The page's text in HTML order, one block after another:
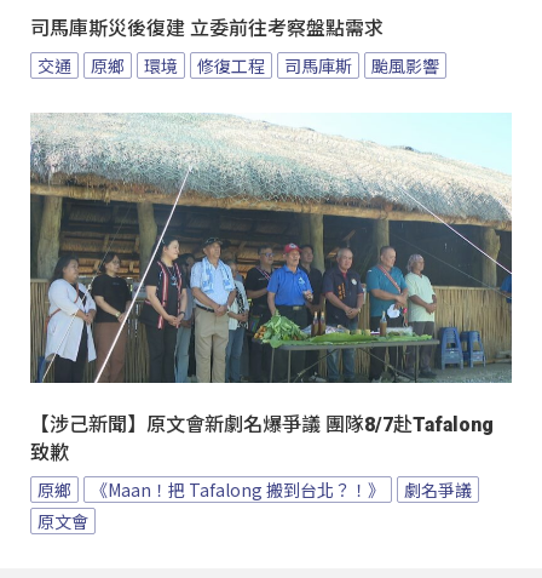
司馬庫斯災後復建 立委前往考察盤點需求
交通 原鄉 環境 修復工程 司馬庫斯 颱風影響
【涉己新聞】原文會新劇名爆爭議 團隊8/7赴Tafalong
致歉
原鄉 《Maan！把 Tafalong 搬到台北？！》
劇名爭議
原文會